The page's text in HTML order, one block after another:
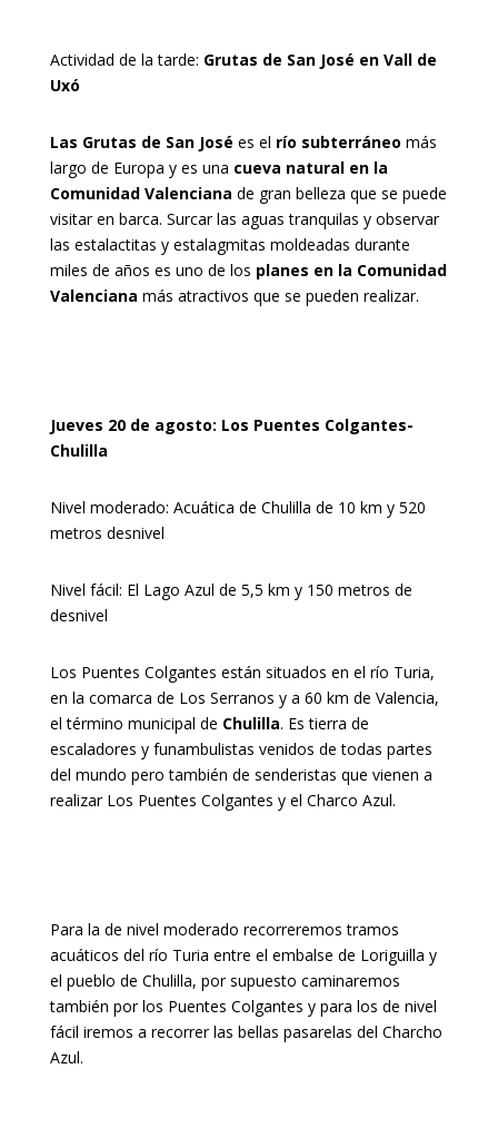
Actividad de la tarde: Grutas de San José en Vall de
Uxó
Las Grutas de San José es el río subterráneo más
largo de Europa y es una cueva natural en la
Comunidad Valenciana de gran belleza que se puede
visitar en barca. Surcar las aguas tranquilas y observar
las estalactitas y estalagmitas moldeadas durante
miles de años es uno de los planes en la Comunidad
Valenciana más atractivos que se pueden realizar.
Jueves 20 de agosto: Los Puentes Colgantes-
Chulilla
Nivel moderado: Acuática de Chulilla de 10 km y 520
metros desnivel
Nivel fácil: El Lago Azul de 5,5 km y 150 metros de
desnivel
Los Puentes Colgantes están situados en el río Turia,
en la comarca de Los Serranos y a 60 km de Valencia,
el término municipal de Chulilla. Es tierra de
escaladores y funambulistas venidos de todas partes
del mundo pero también de senderistas que vienen a
realizar Los Puentes Colgantes y el Charco Azul.
Para la de nivel moderado recorreremos tramos
acuáticos del río Turia entre el embalse de Loriguilla y
el pueblo de Chulilla, por supuesto caminaremos
también por los Puentes Colgantes y para los de nivel
fácil iremos a recorrer las bellas pasarelas del Charcho
Azul.